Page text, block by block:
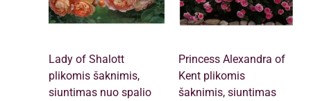
Lady of Shalott
plikomis šaknimis,
siuntimas nuo spalio
Princess Alexandra of
Kent plikomis
šaknimis, siuntimas